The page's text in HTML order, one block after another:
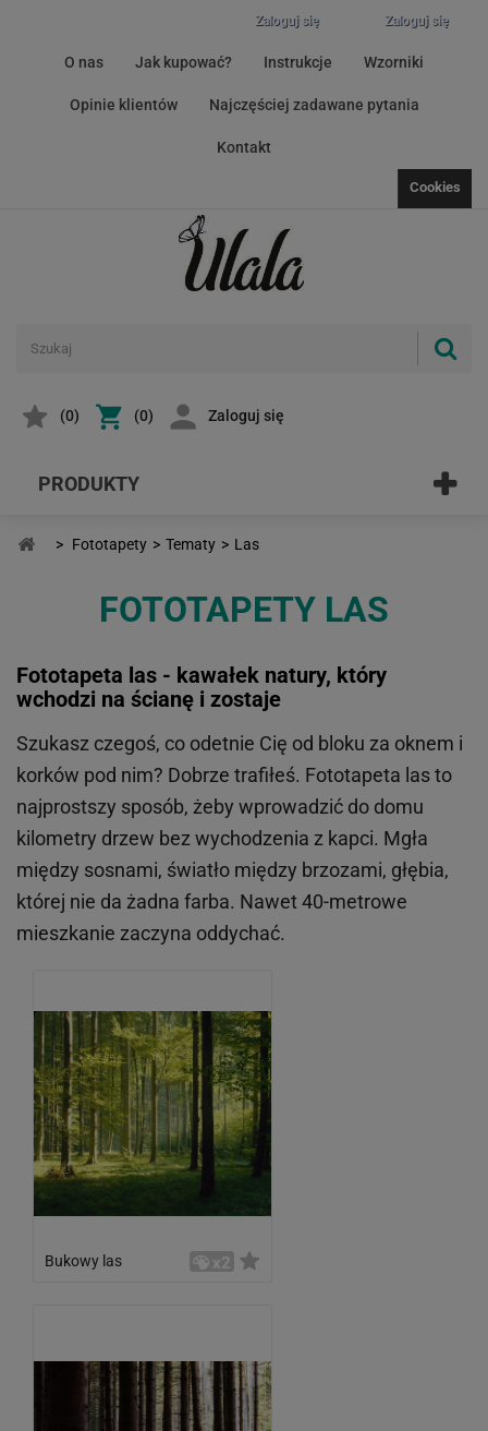
Zaloguj się
Zaloguj się
O nas Jak kupować? Instrukcje Wzorniki
Opinie klientów Najczęściej zadawane pytania
Kontakt
Cookies
(0) (0) Zaloguj się
PRODUKTY
> Fototapety > Tematy > Las
FOTOTAPETY LAS
Fototapeta las - kawałek natury, który
wchodzi na ścianę i zostaje
Szukasz czegoś, co odetnie Cię od bloku za oknem i
korków pod nim? Dobrze trafiłeś. Fototapeta las to
najprostszy sposób, żeby wprowadzić do domu
kilometry drzew bez wychodzenia z kapci. Mgła
między sosnami, światło między brzozami, głębia,
której nie da żadna farba. Nawet 40-metrowe
mieszkanie zaczyna oddychać.
Bukowy las x2